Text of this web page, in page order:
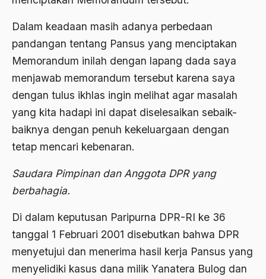
Dalam keadaan masih adanya perbedaan
pandangan tentang Pansus yang menciptakan
Memorandum inilah dengan lapang dada saya
menjawab memorandum tersebut karena saya
dengan tulus ikhlas ingin melihat agar masalah
yang kita hadapi ini dapat diselesaikan sebaik-
baiknya dengan penuh kekeluargaan dengan
tetap mencari kebenaran.
Saudara Pimpinan dan Anggota DPR yang
berbahagia.
Di dalam keputusan Paripurna DPR-RI ke 36
tanggal 1 Februari 2001 disebutkan bahwa DPR
menyetujui dan menerima hasil kerja Pansus yang
menyelidiki kasus dana milik Yanatera Bulog dan
Ahmad Dhani
Ahmad Hasan Rurbi
Ahmad Khomeini
Ahmad Syafi’i Ma’arif
Ahmad Tirtisudiro
ahmad wahib
Ahmadiyah
Airport
Airport Changi
Airport Noto Hadi Negoro